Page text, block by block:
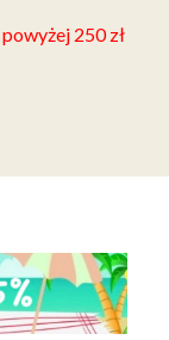
powyżej 250 zł